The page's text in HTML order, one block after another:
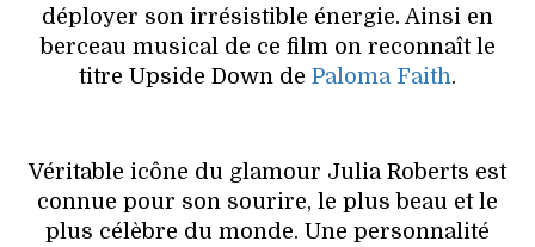
déployer son irrésistible énergie. Ainsi en
berceau musical de ce film on reconnaît le
titre Upside Down de Paloma Faith.
Véritable icône du glamour Julia Roberts est
connue pour son sourire, le plus beau et le
plus célèbre du monde. Une personnalité